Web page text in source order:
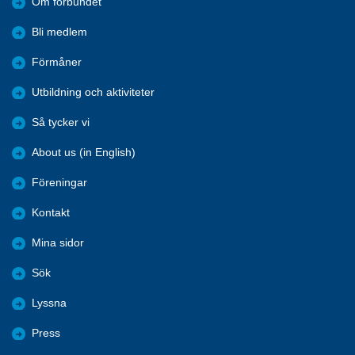
Bli medlem
Förmåner
Utbildning och aktiviteter
Så tycker vi
About us (in English)
Föreningar
Kontakt
Mina sidor
Sök
Lyssna
Press